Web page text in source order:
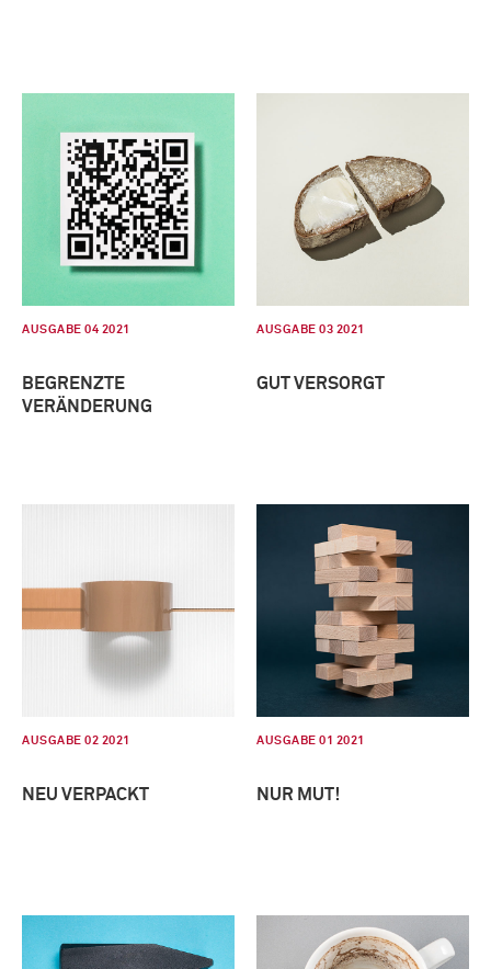
AUSGABE 04 2021
BEGRENZTE
VERÄNDERUNG
AUSGABE 03 2021
GUT VERSORGT
AUSGABE 02 2021
NEU VERPACKT
AUSGABE 01 2021
NUR MUT!